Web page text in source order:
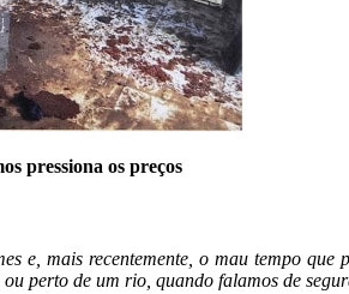
pressiona os preços
e, mais recentemente, o mau tempo
perto de um rio, quando falamos de